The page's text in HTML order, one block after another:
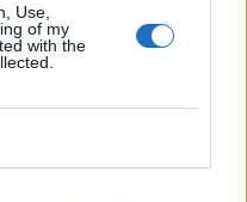
Use,
of my
with the
(118)